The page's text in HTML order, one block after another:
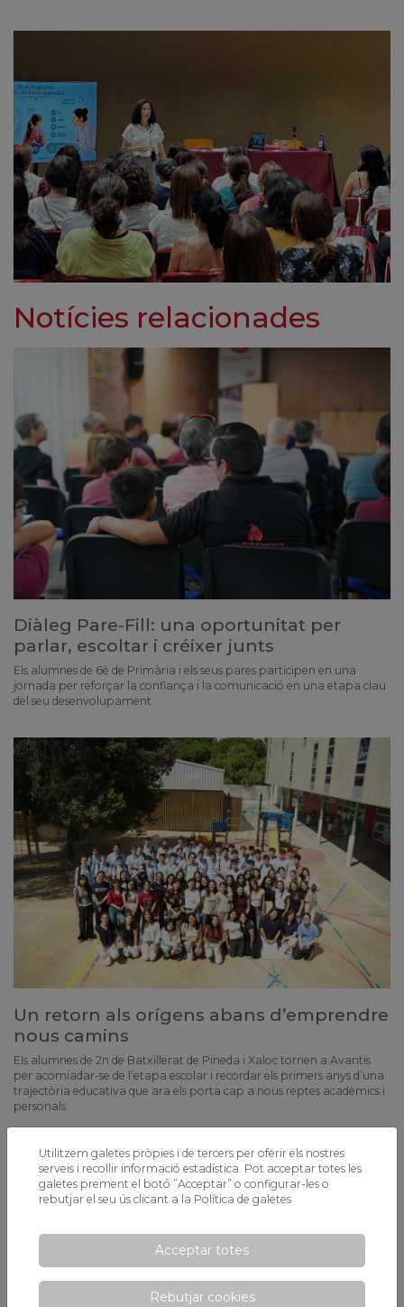
Notícies relacionades
Diàleg Pare-Fill: una oportunitat per
parlar, escoltar i créixer junts
Els alumnes de 6è de Primària i els seus pares participen en una
jornada per reforçar la confiança i la comunicació en una etapa clau
del seu desenvolupament.
Un retorn als orígens abans d’emprendre
nous camins
Els alumnes de 2n de Batxillerat de Pineda i Xaloc tornen a Avantis
per acomiadar-se de l’etapa escolar i recordar els primers anys d’una
trajectòria educativa que ara els porta cap a nous reptes acadèmics i
personals.
Utilitzem galetes pròpies i de tercers per oferir els nostres
serveis i recollir informació estadística. Pot acceptar totes les
galetes prement el botó ”Acceptar” o configurar-les o
rebutjar el seu ús clicant a la Política de galetes
Acceptar totes
Rebutjar cookies